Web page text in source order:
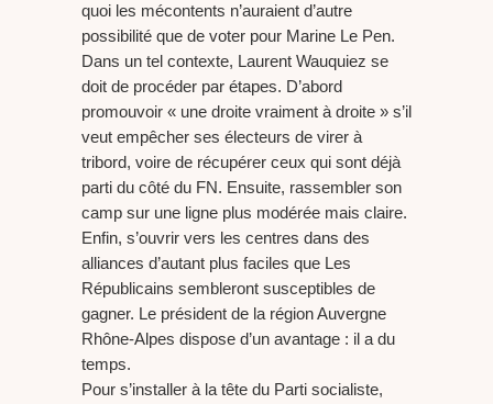
quoi les mécontents n’auraient d’autre
possibilité que de voter pour Marine Le Pen.
Dans un tel contexte, Laurent Wauquiez se
doit de procéder par étapes. D’abord
promouvoir « une droite vraiment à droite » s’il
veut empêcher ses électeurs de virer à
tribord, voire de récupérer ceux qui sont déjà
parti du côté du FN. Ensuite, rassembler son
camp sur une ligne plus modérée mais claire.
Enfin, s’ouvrir vers les centres dans des
alliances d’autant plus faciles que Les
Républicains sembleront susceptibles de
gagner. Le président de la région Auvergne
Rhône-Alpes dispose d’un avantage : il a du
temps.
Pour s’installer à la tête du Parti socialiste,